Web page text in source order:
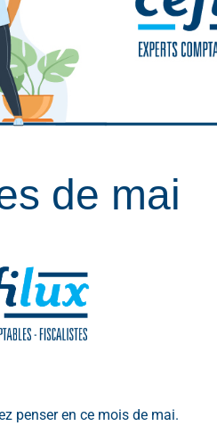
de mai
penser en ce mois de mai.